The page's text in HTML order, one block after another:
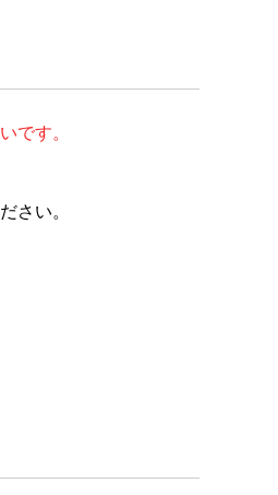
です。
さい。